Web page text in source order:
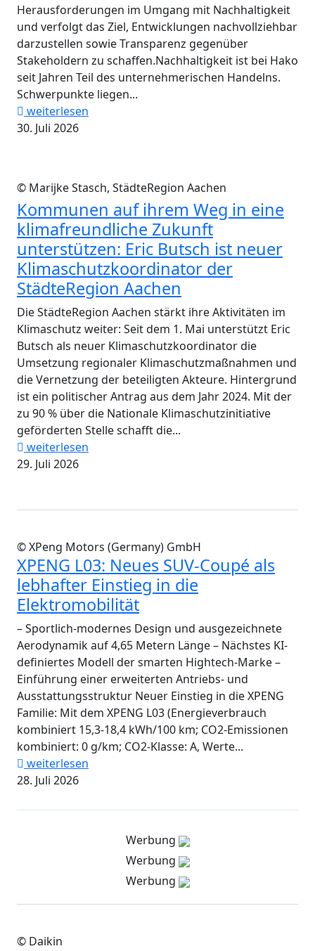
Herausforderungen im Umgang mit Nachhaltigkeit
und verfolgt das Ziel, Entwicklungen nachvollziehbar
darzustellen sowie Transparenz gegenüber
Stakeholdern zu schaffen.Nachhaltigkeit ist bei Hako
seit Jahren Teil des unternehmerischen Handelns.
Schwerpunkte liegen...
weiterlesen
30. Juli 2026
© Marijke Stasch, StädteRegion Aachen
Kommunen auf ihrem Weg in eine
klimafreundliche Zukunft
unterstützen: Eric Butsch ist neuer
Klimaschutzkoordinator der
StädteRegion Aachen
Die StädteRegion Aachen stärkt ihre Aktivitäten im
Klimaschutz weiter: Seit dem 1. Mai unterstützt Eric
Butsch als neuer Klimaschutzkoordinator die
Umsetzung regionaler Klimaschutzmaßnahmen und
die Vernetzung der beteiligten Akteure. Hintergrund
ist ein politischer Antrag aus dem Jahr 2024. Mit der
zu 90 % über die Nationale Klimaschutzinitiative
geförderten Stelle schafft die...
weiterlesen
29. Juli 2026
© XPeng Motors (Germany) GmbH
XPENG L03: Neues SUV-Coupé als
lebhafter Einstieg in die
Elektromobilität
– Sportlich-modernes Design und ausgezeichnete
Aerodynamik auf 4,65 Metern Länge – Nächstes KI-
definiertes Modell der smarten Hightech-Marke –
Einführung einer erweiterten Antriebs- und
Ausstattungsstruktur Neuer Einstieg in die XPENG
Familie: Mit dem XPENG L03 (Energieverbrauch
kombiniert 15,3-18,4 kWh/100 km; CO2-Emissionen
kombiniert: 0 g/km; CO2-Klasse: A, Werte...
weiterlesen
28. Juli 2026
Werbung
Werbung
Werbung
© Daikin